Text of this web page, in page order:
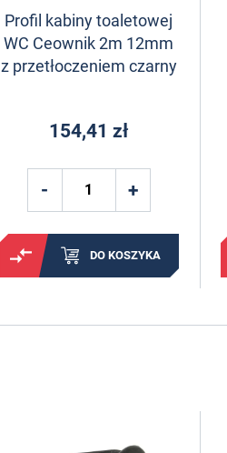
Profil kabiny toaletowej
WC Ceownik 2m 12mm
z przetłoczeniem czarny
154,41 zł
DO KOSZYKA